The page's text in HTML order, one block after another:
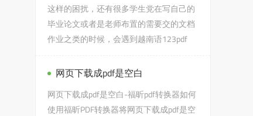
这样的困扰，还有很多学生党在写自己的
毕业论文或者是老师布置的需要交的文档
作业之类的时候，会遇到越南语123pdf
网页下载成pdf是空白
网页下载成pdf是空白-福昕pdf转换器如何
使用福昕PDF转换器将网页下载成pdf是空